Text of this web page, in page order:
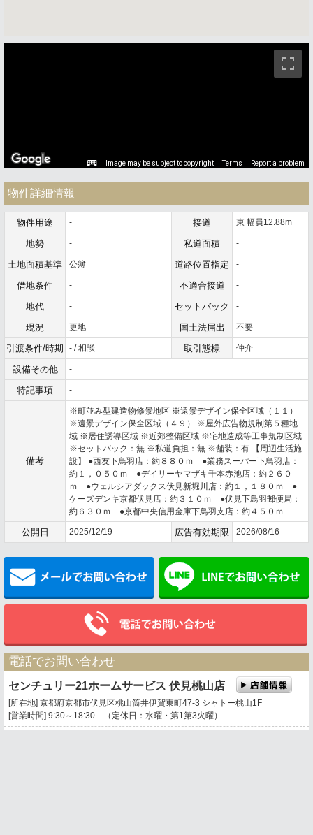
Image may be subject to copyright Terms Report a problem
物件詳細情報
物件用途 - 接道 東 幅員12.88m
地勢 - 私道面積 -
土地面積基準 公簿 道路位置指定 -
借地条件 - 不適合接道 -
地代 - セットバック -
現況 更地 国土法届出 不要
引渡条件/時期 - / 相談 取引態様 仲介
設備その他 -
特記事項 -
備考
※町並み型建造物修景地区 ※遠景デザイン保全区域（１１）
※遠景デザイン保全区域（４９） ※屋外広告物規制第５種地
域 ※居住誘導区域 ※近郊整備区域 ※宅地造成等工事規制区域
※セットバック：無 ※私道負担：無 ※舗装：有 【周辺生活施
設】 ●西友下鳥羽店：約８８０ｍ ●業務スーパー下鳥羽店：
約１，０５０ｍ ●デイリーヤマザキ千本赤池店：約２６０
ｍ ●ウェルシアダックス伏見新堀川店：約１，１８０ｍ ●
ケーズデンキ京都伏見店：約３１０ｍ ●伏見下鳥羽郵便局：
約６３０ｍ ●京都中央信用金庫下鳥羽支店：約４５０ｍ
公開日 2025/12/19 広告有効期限 2026/08/16
メールでお問い合わせ
電話でお問い合わせ
センチュリー21ホームサービス 伏見桃山店
[所在地] 京都府京都市伏見区桃山筒井伊賀東町47-3 シャトー桃山1F
[営業時間] 9:30～18:30 （定休日：水曜・第1第3火曜）